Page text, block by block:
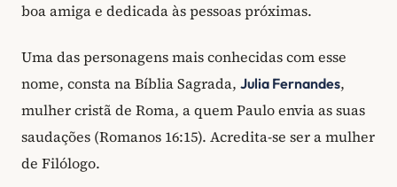
boa amiga e dedicada às pessoas próximas.
Uma das personagens mais conhecidas com esse
nome, consta na Bíblia Sagrada, Julia Fernandes,
mulher cristã de Roma, a quem Paulo envia as suas
saudações (Romanos 16:15). Acredita-se ser a mulher
de Filólogo.